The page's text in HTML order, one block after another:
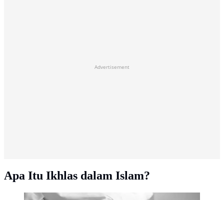
Advertisement
Apa Itu Ikhlas dalam Islam?